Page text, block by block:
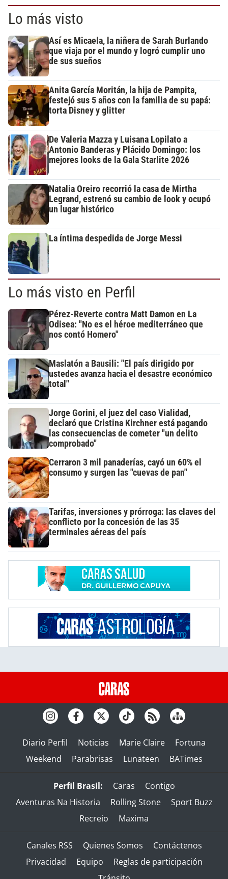
Lo más visto
Así es Micaela, la niñera de Sarah Burlando
que viaja por el mundo y logró cumplir uno
de sus sueños
Anita García Moritán, la hija de Pampita,
festejó sus 5 años con la familia de su papá:
torta Disney y glitter
De Valeria Mazza y Luisana Lopilato a
Antonio Banderas y Plácido Domingo: los
mejores looks de la Gala Starlite 2026
Natalia Oreiro recorrió la casa de Mirtha
Legrand, estrenó su cambio de look y ocupó
un lugar histórico
La íntima despedida de Jorge Messi
Lo más visto en Perfil
Pérez-Reverte contra Matt Damon en La
Odisea: "No es el héroe mediterráneo que
nos contó Homero"
Maslatón a Bausili: "El país dirigido por
ustedes avanza hacia el desastre económico
total"
Jorge Gorini, el juez del caso Vialidad,
declaró que Cristina Kirchner está pagando
las consecuencias de cometer "un delito
comprobado"
Cerraron 3 mil panaderías, cayó un 60% el
consumo y surgen las "cuevas de pan"
Tarifas, inversiones y prórroga: las claves del
conflicto por la concesión de las 35
terminales aéreas del país
Diario Perfil Noticias Marie Claire
Fortuna
Weekend
Parabrisas Lunateen BATimes
Perfil Brasil: Caras
Contigo
Aventuras Na Historia
Rolling Stone
Sport Buzz
Recreio
Maxima
Canales RSS Quienes Somos
Contáctenos
Privacidad
Equipo
Reglas de participación